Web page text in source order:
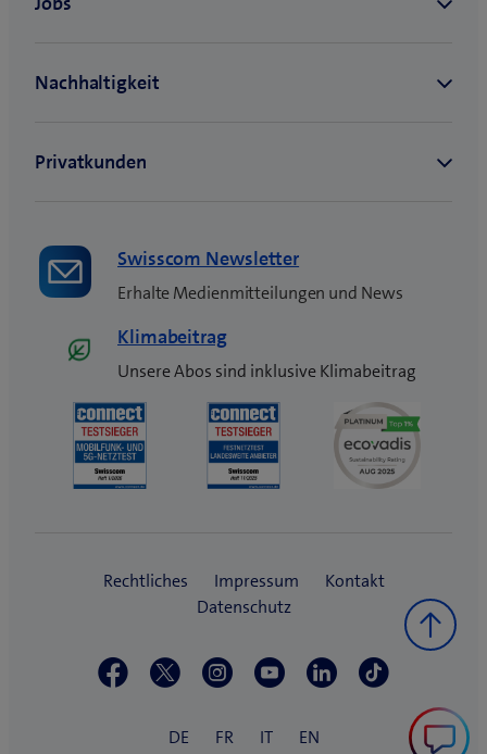
Swisscom Newsletter
Erhalte Medienmitteilungen und News
Klimabeitrag
Unsere Abos sind inklusive Klimabeitrag